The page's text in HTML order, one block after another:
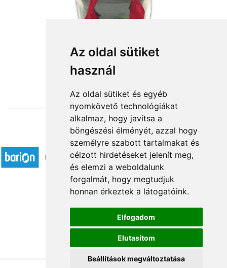
Az oldal sütiket
használ
Az oldal sütiket és egyéb
nyomkövető technológiákat
alkalmaz, hogy javítsa a
böngészési élményét, azzal hogy
személyre szabott tartalmakat és
célzott hirdetéseket jelenít meg,
és elemzi a weboldalunk
forgalmát, hogy megtudjuk
honnan érkeztek a látogatóink.
Elfogadom
Elutasítom
Beállítások megváltoztatása
Ámor nyila
35 296 Ft-tól
Elfogadott fizetési módok
Á.SZ.F.
Impresszum
Adatkezelési tájékoztató